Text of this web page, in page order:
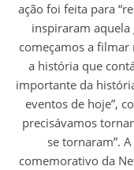
ação foi feita para
inspiraram aquela
começamos a
a história que
importante da
eventos de hoje”,
precisávamos
se tornaram”.
comemorativo da